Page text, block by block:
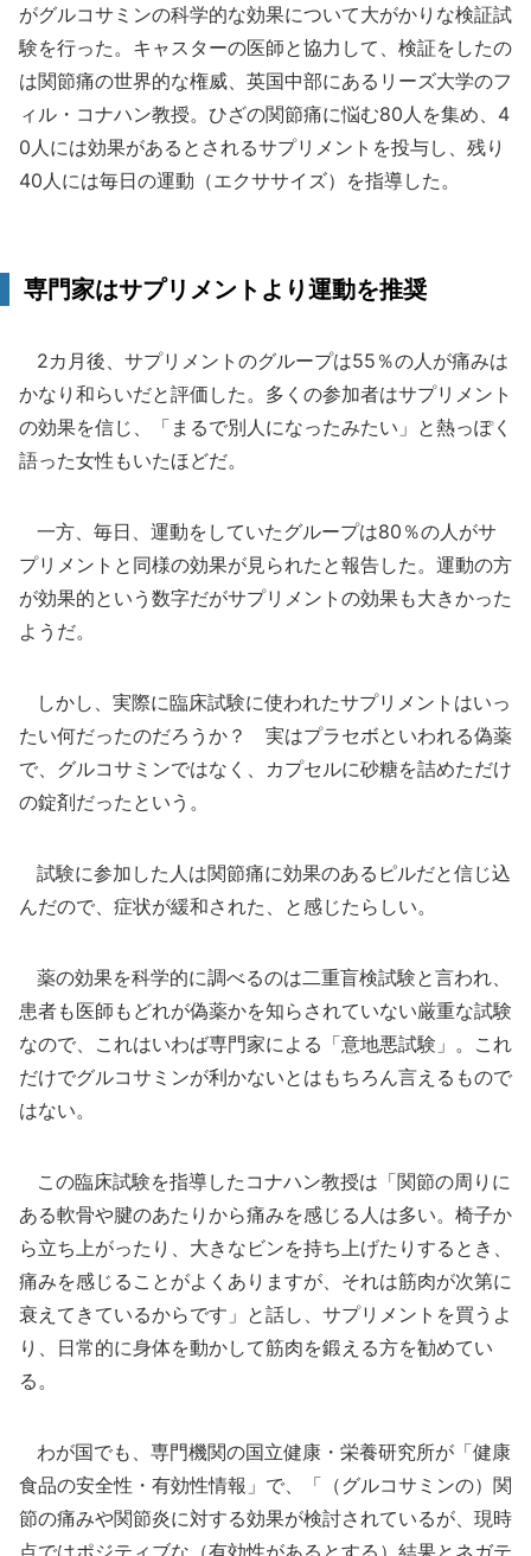
がグルコサミンの科学的な効果について大がかりな検証試
験を行った。キャスターの医師と協力して、検証をしたの
は関節痛の世界的な権威、英国中部にあるリーズ大学のフ
ィル・コナハン教授。ひざの関節痛に悩む80人を集め、4
0人には効果があるとされるサプリメントを投与し、残り
40人には毎日の運動（エクササイズ）を指導した。
専門家はサプリメントより運動を推奨
2カ月後、サプリメントのグループは55％の人が痛みは
かなり和らいだと評価した。多くの参加者はサプリメント
の効果を信じ、「まるで別人になったみたい」と熱っぽく
語った女性もいたほどだ。
一方、毎日、運動をしていたグループは80％の人がサ
プリメントと同様の効果が見られたと報告した。運動の方
が効果的という数字だがサプリメントの効果も大きかった
ようだ。
しかし、実際に臨床試験に使われたサプリメントはいっ
たい何だったのだろうか？ 実はプラセボといわれる偽薬
で、グルコサミンではなく、カプセルに砂糖を詰めただけ
の錠剤だったという。
試験に参加した人は関節痛に効果のあるピルだと信じ込
んだので、症状が緩和された、と感じたらしい。
薬の効果を科学的に調べるのは二重盲検試験と言われ、
患者も医師もどれが偽薬かを知らされていない厳重な試験
なので、これはいわば専門家による「意地悪試験」。これ
だけでグルコサミンが利かないとはもちろん言えるもので
はない。
この臨床試験を指導したコナハン教授は「関節の周りに
ある軟骨や腱のあたりから痛みを感じる人は多い。椅子か
ら立ち上がったり、大きなビンを持ち上げたりするとき、
痛みを感じることがよくありますが、それは筋肉が次第に
衰えてきているからです」と話し、サプリメントを買うよ
り、日常的に身体を動かして筋肉を鍛える方を勧めてい
る。
わが国でも、専門機関の国立健康・栄養研究所が「健康
食品の安全性・有効性情報」で、「（グルコサミンの）関
節の痛みや関節炎に対する効果が検討されているが、現時
点ではポジティブな（有効性があるとする）結果とネガテ